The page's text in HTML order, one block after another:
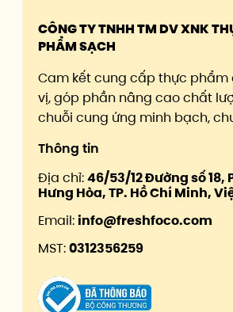
CÔNG TY TNHH TM DV XNK
PHẨM SẠCH
Cam kết cung cấp thực phẩm
vị, góp phần nâng cao chất
chuỗi cung ứng minh bạch,
Thông tin
Địa chỉ:46/53/12 Đường số 18,
Hưng Hòa, TP. Hồ Chí Minh,
Email:info@freshfoco.com
MST:0312356259